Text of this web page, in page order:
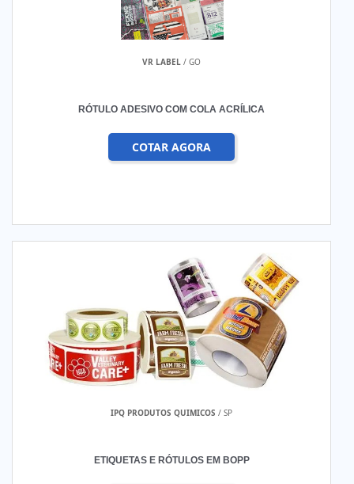
VR LABEL / GO
RÓTULO ADESIVO COM COLA ACRÍLICA
COTAR AGORA
IPQ PRODUTOS QUIMICOS / SP
ETIQUETAS E RÓTULOS EM BOPP